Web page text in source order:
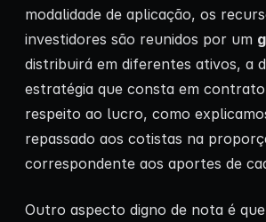
modalidade de aplicação, os
investidores são reunidos por um
distribuirá em diferentes ativos, a
estratégia que consta em
respeito ao lucro, como
repassado aos cotistas na
correspondente aos aportes de
Outro aspecto digno de nota é